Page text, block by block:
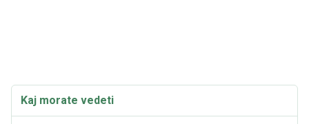
Kaj morate vedeti